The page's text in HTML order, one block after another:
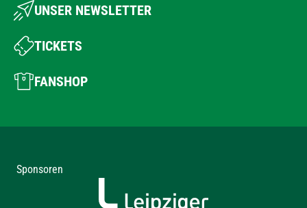
UNSER NEWSLETTER
TICKETS
FANSHOP
Sponsoren